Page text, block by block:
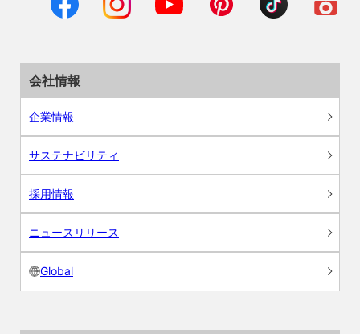
会社情報
企業情報
サステナビリティ
採用情報
ニュースリリース
Global